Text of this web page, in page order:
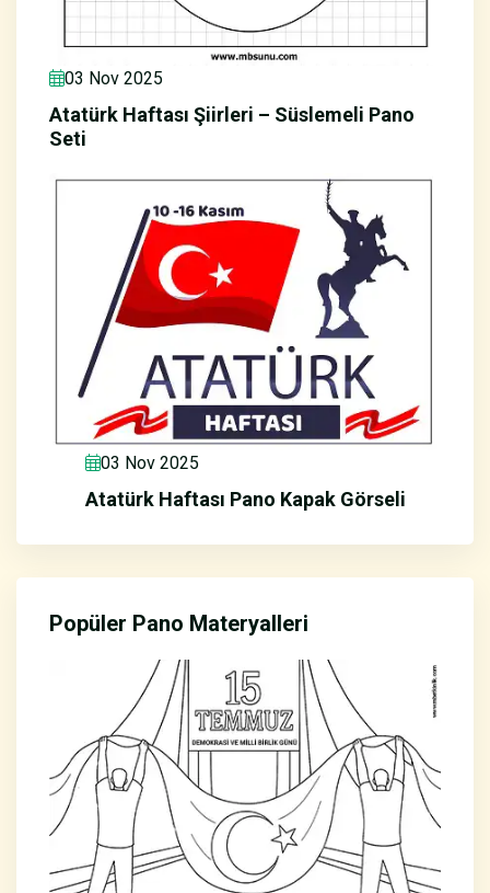
03 Nov 2025
Atatürk Haftası Şiirleri – Süslemeli Pano
Seti
03 Nov 2025
Atatürk Haftası Pano Kapak Görseli
Popüler Pano Materyalleri